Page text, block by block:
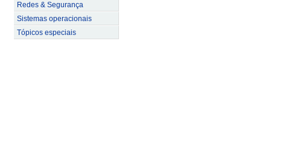
Redes & Segurança
Sistemas operacionais
Tópicos especiais